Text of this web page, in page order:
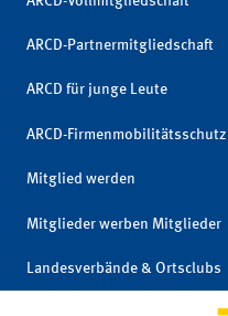
ARCD-Partnermitgliedschaft
ARCD für junge Leute
ARCD-Firmenmobilitätsschutz
Mitglied werden
Mitglieder werben Mitglieder
Landesverbände & Ortsclubs